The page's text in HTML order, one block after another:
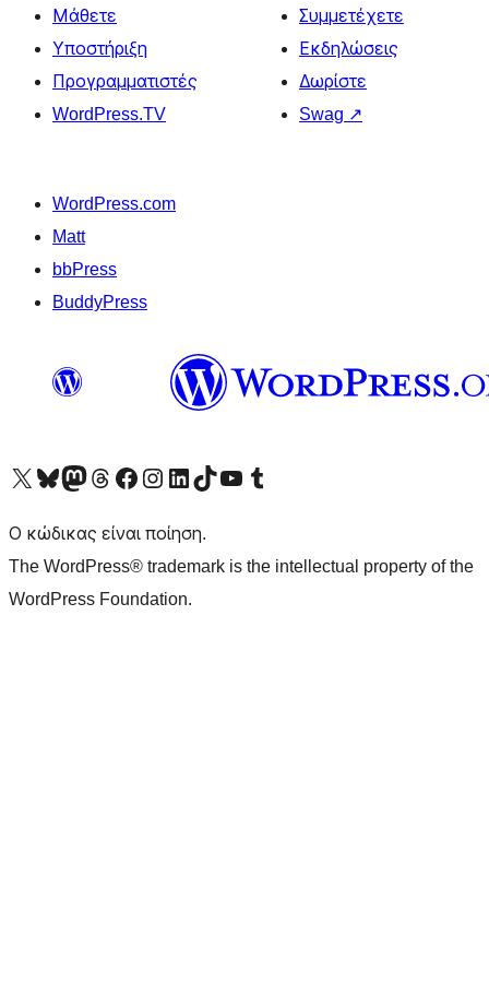
Μάθετε
Υποστήριξη
Προγραμματιστές
WordPress.TV
Συμμετέχετε
Εκδηλώσεις
Δωρίστε
Swag ↗
WordPress.com
Matt
bbPress
BuddyPress
Visit our X (formerly Twitter) account
Visit our Bluesky account
Επισκεφθείτε τον λογαριασμό μας στο Mastodon
Visit our Threads account
Επισκεφτείτε τη σελίδα μας στο Facebook
Επισκεφθείτε τον λογαριασμό μας Instagram
Επισκεφθείτε τον λογαριασμό μας LinkedIn
Visit our TikTok account
Visit our YouTube channel
Visit our Tumblr account
Ο κώδικας είναι ποίηση.
The WordPress® trademark is the intellectual property of the
WordPress Foundation.